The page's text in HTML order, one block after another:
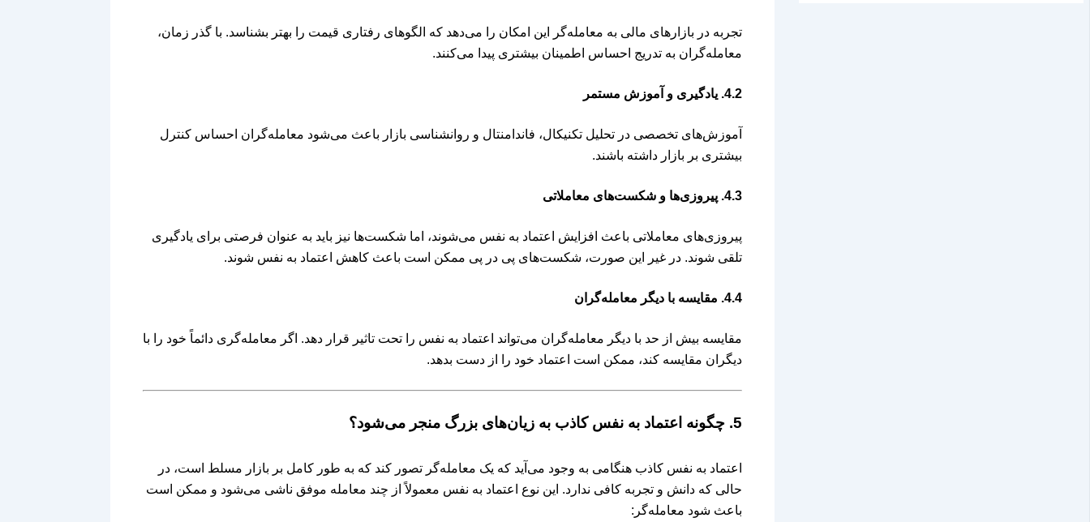
تجربه در بازارهای مالی به معامله‌گر این امکان را می‌دهد که الگوهای رفتاری قیمت را بهتر بشناسد. با گذر زمان،
معامله‌گران به تدریج احساس اطمینان بیشتری پیدا می‌کنند.
4.2. یادگیری و آموزش مستمر
آموزش‌های تخصصی در تحلیل تکنیکال، فاندامنتال و روانشناسی بازار باعث می‌شود معامله‌گران احساس کنترل
بیشتری بر بازار داشته باشند.
4.3. پیروزی‌ها و شکست‌های معاملاتی
پیروزی‌های معاملاتی باعث افزایش اعتماد به نفس می‌شوند، اما شکست‌ها نیز باید به عنوان فرصتی برای یادگیری
تلقی شوند. در غیر این صورت، شکست‌های پی در پی ممکن است باعث کاهش اعتماد به نفس شوند.
4.4. مقایسه با دیگر معامله‌گران
مقایسه بیش از حد با دیگر معامله‌گران می‌تواند اعتماد به نفس را تحت تاثیر قرار دهد. اگر معامله‌گری دائماً خود را با
دیگران مقایسه کند، ممکن است اعتماد خود را از دست بدهد.
5. چگونه اعتماد به نفس کاذب به زیان‌های بزرگ منجر می‌شود؟
اعتماد به نفس کاذب هنگامی به وجود می‌آید که یک معامله‌گر تصور کند که به طور کامل بر بازار مسلط است، در
حالی که دانش و تجربه کافی ندارد. این نوع اعتماد به نفس معمولاً از چند معامله موفق ناشی می‌شود و ممکن است
باعث شود معامله‌گر: